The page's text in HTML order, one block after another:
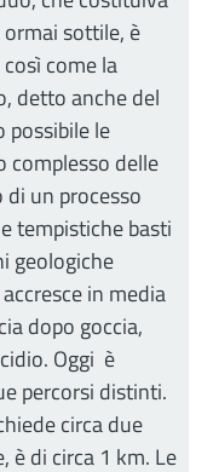
sottile, è
come la
detto anche del
possibile le
complesso delle
un processo
tempistiche basti
geologiche
in media
dopo goccia,
Oggi è
percorsi distinti.
circa due
è di circa 1 km. Le